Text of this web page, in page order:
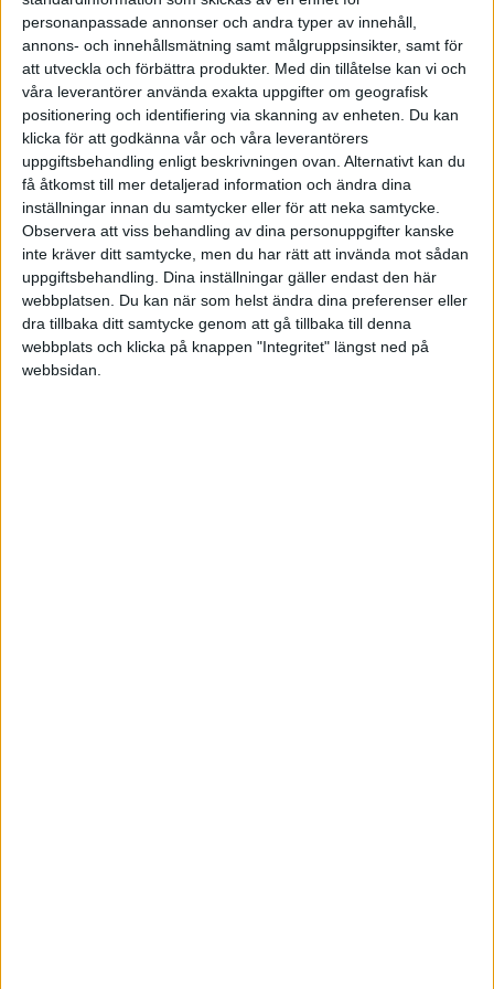
personanpassade annonser och andra typer av innehåll,
annons- och innehållsmätning samt målgruppsinsikter, samt för
att utveckla och förbättra produkter. Med din tillåtelse kan vi och
våra leverantörer använda exakta uppgifter om geografisk
positionering och identifiering via skanning av enheten. Du kan
klicka för att godkänna vår och våra leverantörers
uppgiftsbehandling enligt beskrivningen ovan. Alternativt kan du
få åtkomst till mer detaljerad information och ändra dina
inställningar innan du samtycker eller för att neka samtycke.
Observera att viss behandling av dina personuppgifter kanske
inte kräver ditt samtycke, men du har rätt att invända mot sådan
uppgiftsbehandling. Dina inställningar gäller endast den här
webbplatsen. Du kan när som helst ändra dina preferenser eller
dra tillbaka ditt samtycke genom att gå tillbaka till denna
webbplats och klicka på knappen "Integritet" längst ned på
webbsidan.
sitter pengarna på kontot och allt är ok. Det här
brukar säljarna då kräva ett bankintyg på att det
är gjort, innan dom släpper bolaget.
Här tänker jag mig att dom istället överlåter
fordringen till dig, och det blir ju då ett förbjudet
lån till aktieägaren.
Dock är det väl i ärlighetens namn inte så många
som kollar på förbjudna lån löpande under året,
utan har du lyckats skrapa ihop pengarna till
bokslutet, så ser det ju ok ut igen. Det här
förutsätter nog att du inte har nån revisor i
bolaget, för han skulle ju via sie-filen se